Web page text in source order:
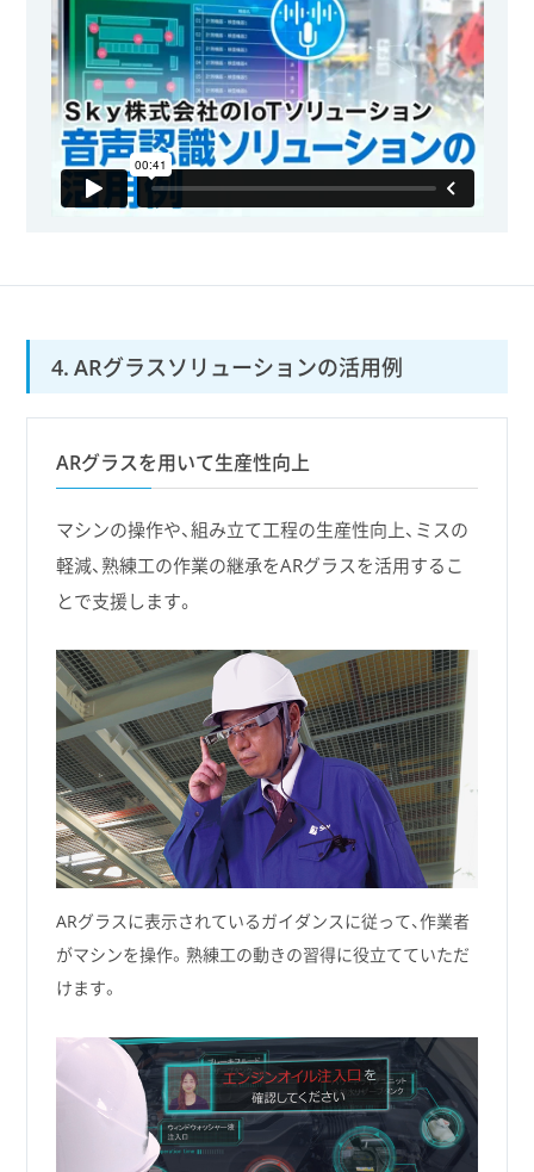
4. ARグラスソリューションの活用例
ARグラスを用いて生産性向上
マシンの操作や、組み立て工程の生産性向上、ミスの
軽減、熟練工の作業の継承をARグラスを活用するこ
とで支援します。
ARグラスに表示されているガイダンスに従って、作業者
がマシンを操作。熟練工の動きの習得に役立てていただ
けます。